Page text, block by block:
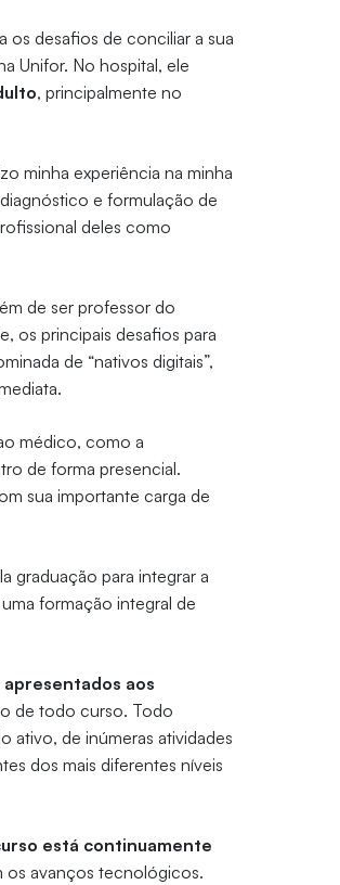
os desafios de conciliar a sua
Unifor. No hospital, ele
, principalmente no
minha experiência na minha
e formulação de
deles como
de ser professor do
os principais desafios para
de “nativos digitais”,
médico, como a
de forma presencial.
sua importante carga de
graduação para integrar a
formação integral de
apresentados aos
de todo curso. Todo
ativo, de inúmeras atividades
dos mais diferentes níveis
está continuamente
os avanços tecnológicos.